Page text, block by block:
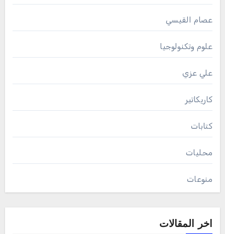
عصام القيسي
علوم وتكنولوجيا
علي عزي
كاريكاتير
كتابات
محليات
منوعات
اخر المقالات